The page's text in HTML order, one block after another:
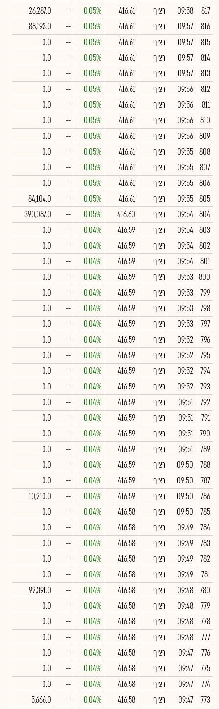
817
09:58 רציף 416.61
0.05%
--
26,287.0
816
09:57 רציף 416.61
0.05%
--
88,193.0
815
09:57 רציף 416.61
0.05%
--
0.0
814
09:57 רציף 416.61
0.05%
--
0.0
813
09:57 רציף 416.61
0.05%
--
0.0
812
09:56 רציף 416.61
0.05%
--
0.0
811
09:56 רציף 416.61
0.05%
--
0.0
810
09:56 רציף 416.61
0.05%
--
0.0
809
09:56 רציף 416.61
0.05%
--
0.0
808
09:55 רציף 416.61
0.05%
--
0.0
807
09:55 רציף 416.61
0.05%
--
0.0
806
09:55 רציף 416.61
0.05%
--
0.0
805
09:55 רציף 416.61
0.05%
--
84,104.0
804
09:54 רציף 416.60
0.05%
--
390,087.0
803
09:54 רציף 416.59
0.04%
--
0.0
802
09:54 רציף 416.59
0.04%
--
0.0
801
09:54 רציף 416.59
0.04%
--
0.0
800
09:53 רציף 416.59
0.04%
--
0.0
799
09:53 רציף 416.59
0.04%
--
0.0
798
09:53 רציף 416.59
0.04%
--
0.0
797
09:53 רציף 416.59
0.04%
--
0.0
796
09:52 רציף 416.59
0.04%
--
0.0
795
09:52 רציף 416.59
0.04%
--
0.0
794
09:52 רציף 416.59
0.04%
--
0.0
793
09:52 רציף 416.59
0.04%
--
0.0
792
09:51 רציף 416.59
0.04%
--
0.0
791
09:51 רציף 416.59
0.04%
--
0.0
790
09:51 רציף 416.59
0.04%
--
0.0
789
09:51 רציף 416.59
0.04%
--
0.0
788
09:50 רציף 416.59
0.04%
--
0.0
787
09:50 רציף 416.59
0.04%
--
0.0
786
09:50 רציף 416.59
0.04%
--
10,210.0
785
09:50 רציף 416.58
0.04%
--
0.0
784
09:49 רציף 416.58
0.04%
--
0.0
783
09:49 רציף 416.58
0.04%
--
0.0
782
09:49 רציף 416.58
0.04%
--
0.0
781
09:49 רציף 416.58
0.04%
--
0.0
780
09:48 רציף 416.58
0.04%
--
92,391.0
779
09:48 רציף 416.58
0.04%
--
0.0
778
09:48 רציף 416.58
0.04%
--
0.0
777
09:48 רציף 416.58
0.04%
--
0.0
776
09:47 רציף 416.58
0.04%
--
0.0
775
09:47 רציף 416.58
0.04%
--
0.0
774
09:47 רציף 416.58
0.04%
--
0.0
773
09:47 רציף 416.58
0.04%
--
5,666.0